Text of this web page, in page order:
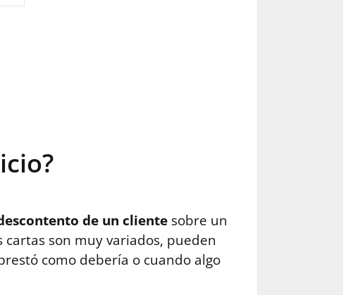
de un cliente sobre un
son muy variados, pueden
como debería o cuando algo